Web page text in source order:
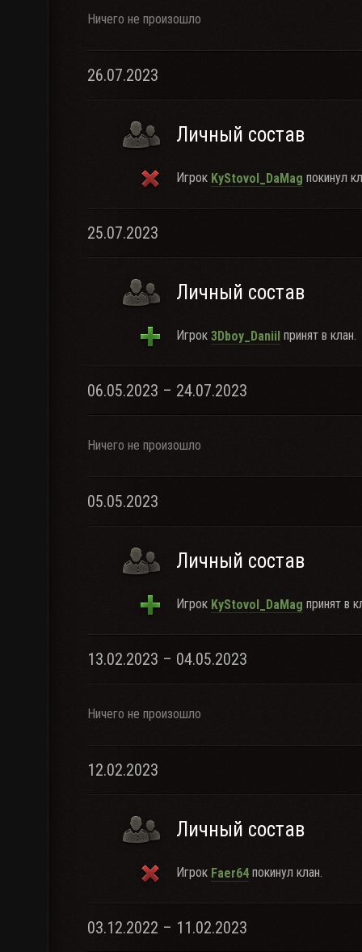
Ничего не произошло
26.07.2023
Личный состав
Игрок KyStovoI_DaMag покинул
25.07.2023
Личный состав
Игрок 3Dboy_Daniil принят в клан.
06.05.2023 – 24.07.2023
Ничего не произошло
05.05.2023
Личный состав
Игрок KyStovoI_DaMag принят в
13.02.2023 – 04.05.2023
Ничего не произошло
12.02.2023
Личный состав
Игрок Faer64 покинул клан.
03.12.2022 – 11.02.2023